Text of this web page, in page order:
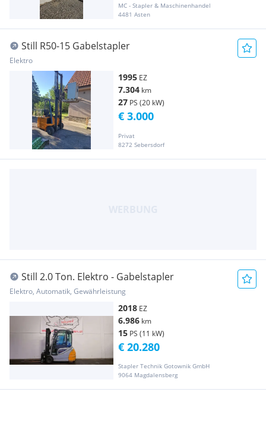
MC - Stapler & Maschinenhandel
4481 Asten
Still R50-15 Gabelstapler
Elektro
1995 EZ
7.304 km
27 PS (20 kW)
Privat
8272 Sebersdorf
€ 3.000
Still 2.0 Ton. Elektro - Gabelstapler
Elektro, Automatik, Gewährleistung
2018 EZ
6.986 km
15 PS (11 kW)
Stapler Technik Gotownik GmbH
9064 Magdalensberg
€ 20.280